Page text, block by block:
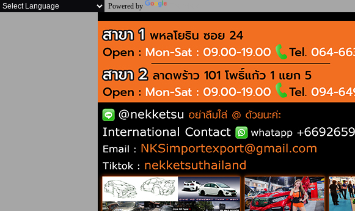
Powered by